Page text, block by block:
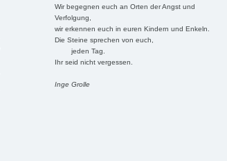
Wir begegnen euch an Orten der Angst und
Verfolgung,
wir erkennen euch in euren Kindern und Enkeln.
Die Steine sprechen von euch,
jeden Tag.
Ihr seid nicht vergessen.
Inge Grolle